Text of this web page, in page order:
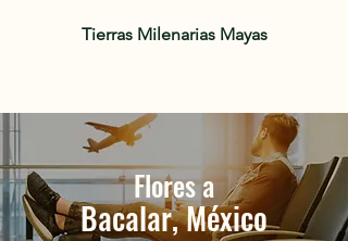
Tierras Milenarias Mayas
Flores a
Bacalar, México